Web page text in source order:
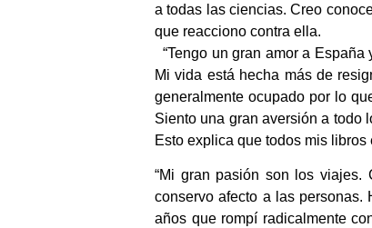
a todas las ciencias. Creo
que reacciono contra ella.
“Tengo un gran amor a
Mi vida está hecha más de
generalmente ocupado por lo
Siento una gran aversión a todo
Esto explica que todos mis
“Mi gran pasión son los viajes.
conservo afecto a las
años que rompí radicalmente